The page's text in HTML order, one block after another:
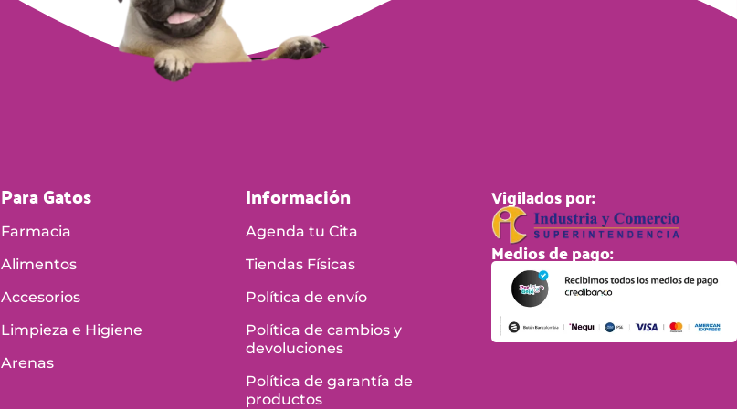
Para Gatos
Farmacia
Alimentos
Accesorios
Limpieza e Higiene
Arenas
Información
Agenda tu Cita
Tiendas Físicas
Política de envío
Política de cambios y
devoluciones
Política de garantía de
productos
Vigilados por:
Medios de pago: